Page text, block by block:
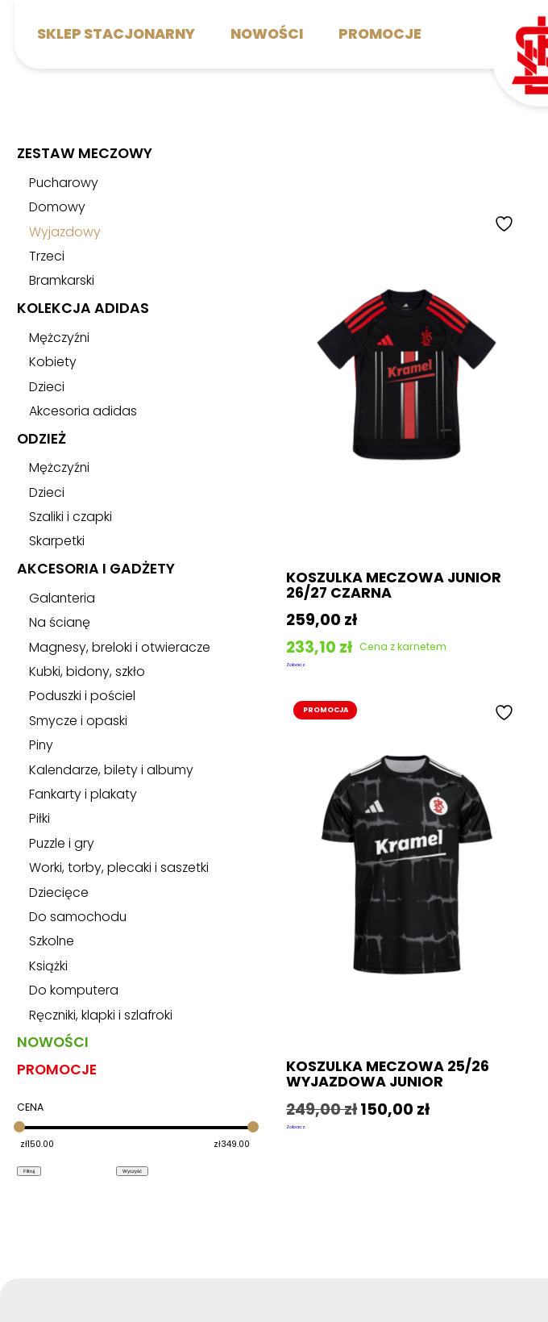
SKLEP STACJONARNY NOWOŚCI PROMOCJE
Bilety
ZESTAW MECZOWY
Pucharowy
Domowy
Wyjazdowy
Trzeci
Bramkarski
KOLEKCJA ADIDAS
Mężczyźni
Kobiety
Dzieci
Akcesoria adidas
ODZIEŻ
Mężczyźni
Dzieci
Szaliki i czapki
Skarpetki
AKCESORIA I GADŻETY
Galanteria
Na ścianę
Magnesy, breloki i otwieracze
Kubki, bidony, szkło
Poduszki i pościel
Smycze i opaski
Piny
Kalendarze, bilety i albumy
Fankarty i plakaty
Piłki
Puzzle i gry
Worki, torby, plecaki i saszetki
Dziecięce
Do samochodu
Szkolne
Książki
Do komputera
Ręczniki, klapki i szlafroki
NOWOŚCI
PROMOCJE
CENA
zł150.00 zł349.00
Filtruj Wyczyść
KOSZULKA MECZOWA JUNIOR
26/27 CZARNA
259,00 zł
233,10 zł Cena z karnetem
Zobacz
PROMOCJA
KOSZULKA MECZOWA 25/26
WYJAZDOWA JUNIOR
249,00zł150,00 zł
Zobacz